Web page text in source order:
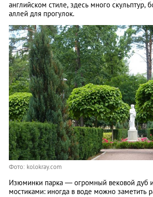
английском стиле, здесь много скульптур,
аллей для прогулок.
Фото: kolokray.com
Изюминки парка — огромный вековой дуб
мостиками: иногда в воде можно заметить